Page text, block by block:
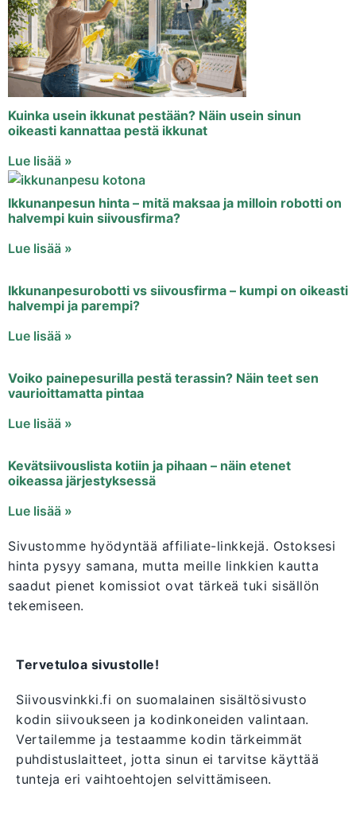
Kuinka usein ikkunat pestään? Näin usein sinun
oikeasti kannattaa pestä ikkunat
Lue lisää »
Ikkunanpesun hinta – mitä maksaa ja milloin robotti on
halvempi kuin siivousfirma?
Lue lisää »
Ikkunanpesurobotti vs siivousfirma – kumpi on oikeasti
halvempi ja parempi?
Lue lisää »
Voiko painepesurilla pestä terassin? Näin teet sen
vaurioittamatta pintaa
Lue lisää »
Kevätsiivouslista kotiin ja pihaan – näin etenet
oikeassa järjestyksessä
Lue lisää »
Sivustomme hyödyntää affiliate-linkkejä. Ostoksesi
hinta pysyy samana, mutta meille linkkien kautta
saadut pienet komissiot ovat tärkeä tuki sisällön
tekemiseen.
Tervetuloa sivustolle!
Siivousvinkki.fi on suomalainen sisältösivusto
kodin siivoukseen ja kodinkoneiden valintaan.
Vertailemme ja testaamme kodin tärkeimmät
puhdistuslaitteet, jotta sinun ei tarvitse käyttää
tunteja eri vaihtoehtojen selvittämiseen.